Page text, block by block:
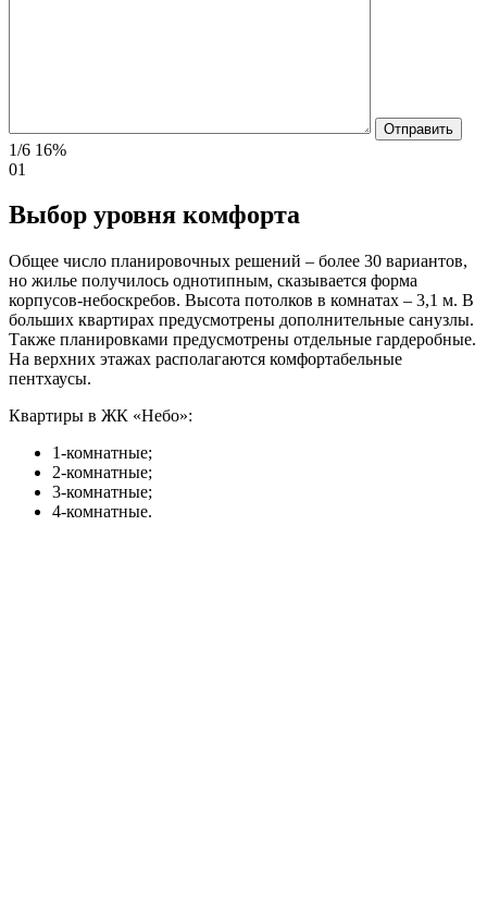
1/6 16%
01
Выбор уровня комфорта
Общее число планировочных решений – более 30 вариантов,
но жилье получилось однотипным, сказывается форма
корпусов-небоскребов. Высота потолков в комнатах – 3,1 м. В
больших квартирах предусмотрены дополнительные санузлы.
Также планировками предусмотрены отдельные гардеробные.
На верхних этажах располагаются комфортабельные
пентхаусы.
Квартиры в ЖК «Небо»:
1-комнатные;
2-комнатные;
3-комнатные;
4-комнатные.